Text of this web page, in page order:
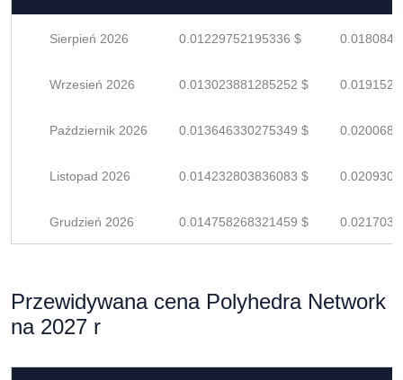
Sierpień 2026 0.01229752195336 $
Wrzesień 2026 0.013023881285252 $
Październik 2026 0.013646330275349 $
Listopad 2026 0.014232803836083 $
Grudzień 2026 0.014758268321459 $
Przewidywana cena Polyhedra Network
na 2027 r